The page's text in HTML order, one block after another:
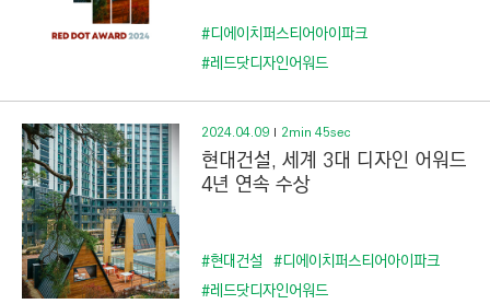
#디에이치퍼스티어아이파크
#레드닷디자인어워드
2024.04.09 2min 45sec
현대건설, 세계 3대 디자인 어워드
4년 연속 수상
#현대건설 #디에이치퍼스티어아이파크
#레드닷디자인어워드